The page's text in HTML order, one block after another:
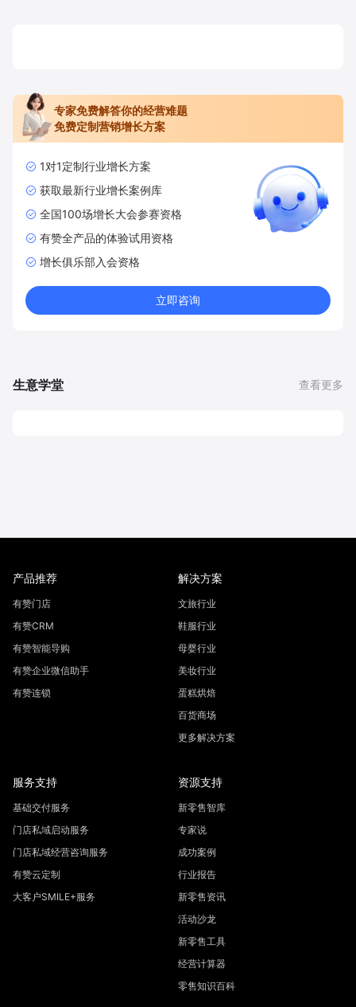
专家免费解答你的经营难题
免费定制营销增长方案
1对1定制行业增长方案
获取最新行业增长案例库
全国100场增长大会参赛资格
有赞全产品的体验试用资格
增长俱乐部入会资格
立即咨询
生意学堂 查看更多
产品推荐
有赞门店
有赞CRM
有赞智能导购
有赞企业微信助手
有赞连锁
解决方案
文旅行业
鞋服行业
母婴行业
美妆行业
蛋糕烘焙
百货商场
更多解决方案
服务支持
基础交付服务
门店私域启动服务
门店私域经营咨询服务
有赞云定制
大客户SMILE+服务
资源支持
新零售智库
专家说
成功案例
行业报告
新零售资讯
活动沙龙
新零售工具
经营计算器
零售知识百科